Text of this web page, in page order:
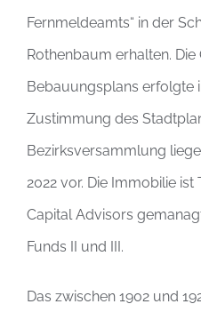
Fernmeldeamts“ in der
Rothenbaum erhalten.
Bebauungsplans erfolgte
Zustimmung des
Bezirksversammlung
2022 vor. Die Immobilie ist
Capital Advisors
Funds II und III.
Das zwischen 1902 und